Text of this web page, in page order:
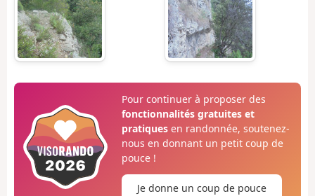
Pour continuer à proposer des
fonctionnalités gratuites et
pratiquesen randonnée, soutenez-
nous en donnant un petit coup de
pouce !
Je donne un coup de pouce